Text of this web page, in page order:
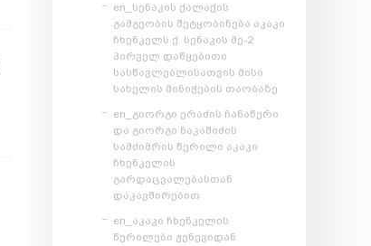
en_სენაკის ქალაქის
გამგეობის შეტყობინება აკაკი
ჩხენკელს ქ. სენაკის მე-2
პირველ დაწყებითი
სასწავლებლისათვის მისი
სახელის მინიჭების თაობაზე
en_გიორგი ერაძის ჩანაწერი
და გიორგი ნაკაშიძის
სამძიმრის წერილი აკაკი
ჩხენკელის
გარდაცვალებასთან
დაკავშირებით
en_აკაკი ჩხენკელის
წერილები ჟენევიდან